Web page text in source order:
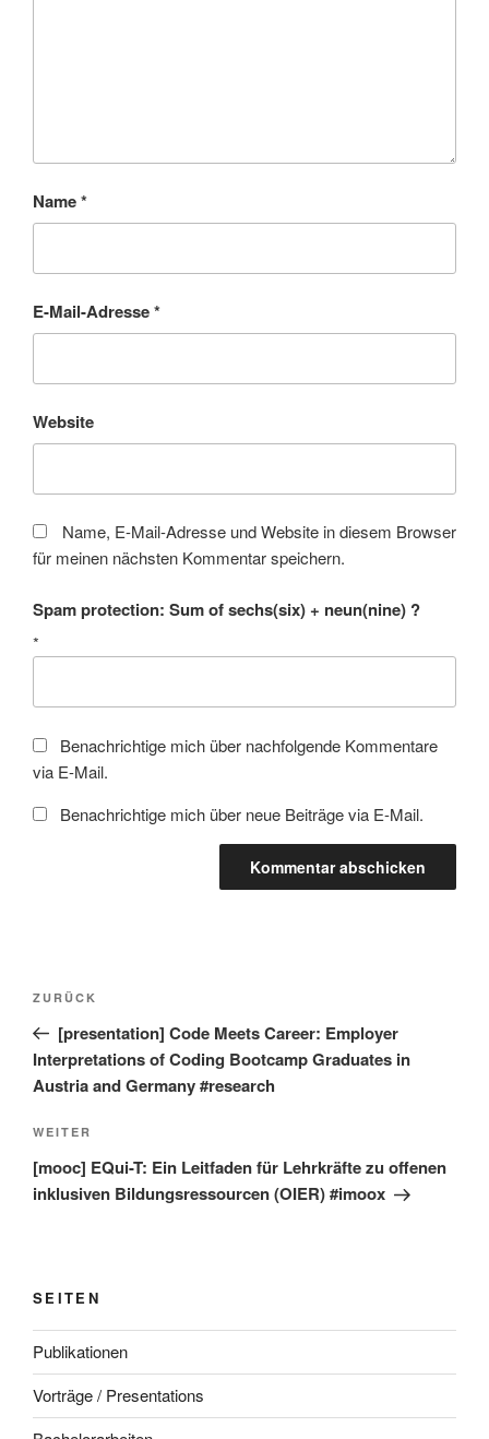
Name*
E-Mail-Adresse*
Website
Name, E-Mail-Adresse und Website in diesem Browser
für meinen nächsten Kommentar speichern.
Spam protection: Sum of sechs(six) + neun(nine) ?
*
Benachrichtige mich über nachfolgende Kommentare
via E-Mail.
Benachrichtige mich über neue Beiträge via E-Mail.
Beitragsnavigation
Vorheriger
Beitrag
ZURÜCK
[presentation] Code Meets Career: Employer
Interpretations of Coding Bootcamp Graduates in
Austria and Germany #research
Nächster
Beitrag
WEITER
[mooc] EQui-T: Ein Leitfaden für Lehrkräfte zu offenen
inklusiven Bildungsressourcen (OIER) #imoox
SEITEN
Publikationen
Vorträge / Presentations